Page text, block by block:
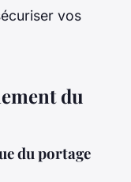
vos
du
du portage